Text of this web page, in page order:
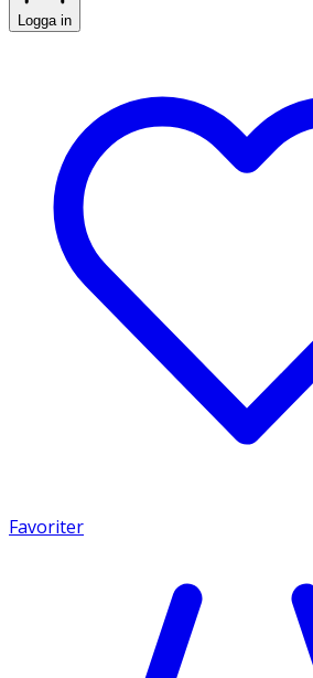
Logga in
Favoriter